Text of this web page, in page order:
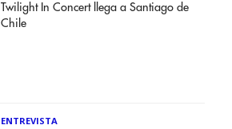
Twilight In Concert llega a Santiago de
Chile
ENTREVISTA